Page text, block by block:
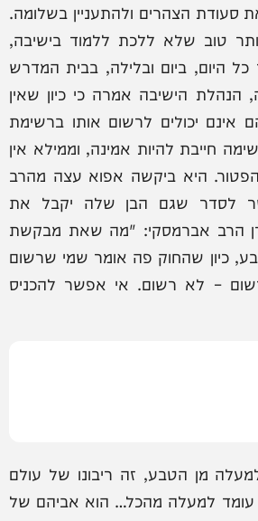
סעודת הצהרים ולהתעניין בשלומה.
טוב שלא ללכת ללמוד בישיבה,
היום, ביום ובלילה, בבית המדרש
הנהלת הישיבה אמרה כי כיון שאין
אינם יכולים לרשום אותו ברשימת
חייבת להיות אמינה, וממילא אין
היא ביקשה אפוא עצה מהרב
לסדר שגם הבן שלה יקבל את
הרב אברמסקי: "מה שאת מבקשת
כיון שהחוק פה אומר שמי שרשום
– לא רשום. אי אפשר להכניס
מן הטבע, זה ריבונו של עולם
עומד למעלה מהכל… הוא אביהם של